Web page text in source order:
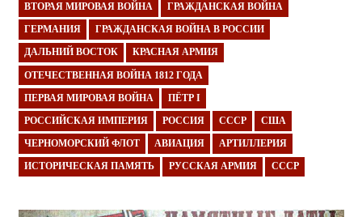
ВТОРАЯ МИРОВАЯ ВОЙНА ГРАЖДАНСКАЯ ВОЙНА
ГЕРМАНИЯ ГРАЖДАНСКАЯ ВОЙНА В РОССИИ
ДАЛЬНИЙ ВОСТОК КРАСНАЯ АРМИЯ
ОТЕЧЕСТВЕННАЯ ВОЙНА 1812 ГОДА
ПЕРВАЯ МИРОВАЯ ВОЙНА ПЁТР I
РОССИЙСКАЯ ИМПЕРИЯ РОССИЯ СССР США
ЧЕРНОМОРСКИЙ ФЛОТ АВИАЦИЯ АРТИЛЛЕРИЯ
ИСТОРИЧЕСКАЯ ПАМЯТЬ РУССКАЯ АРМИЯ СССР